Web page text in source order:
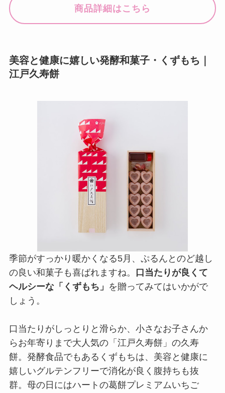
商品詳細はこちら
美容と健康に嬉しい発酵和菓子・くずもち｜
江戸久寿餅
季節がすっかり暖かくなる5月、ぷるんとのど越し
の良い和菓子も喜ばれますね。
口当たりが良くて
ヘルシーな「くずもち」 を贈ってみてはいかがで
しょう。
口当たりがしっとりと滑らか、小さなお子さんか
らお年寄りまで大人気の「江戸久寿餅」の久寿
餅。発酵食品でもあるくずもちは、美容と健康に
嬉しいグルテンフリーで消化が良く腹持ちも抜
群。母の日にはハートの葛餅プレミアムいちご